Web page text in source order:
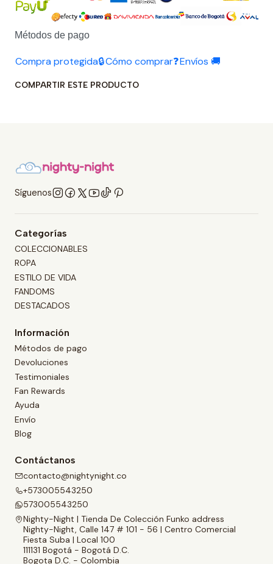
Métodos de pago
Compra protegida🔒Cómo comprar❓Envíos 🚚
COMPARTIR ESTE PRODUCTO
Síguenos
Categorías
COLECCIONABLES
ROPA
ESTILO DE VIDA
FANDOMS
DESTACADOS
Información
Métodos de pago
Devoluciones
Testimoniales
Fan Rewards
Ayuda
Envío
Blog
Contáctanos
contacto@nightynight.co
+573005543250
573005543250
Nighty-Night | Tienda De Colección Funko address
Nighty-Night, Calle 147 # 101 - 56 | Centro Comercial
Fiesta Suba | Local 100
111131 Bogotá - Bogotá D.C.
Bogota D.C. - Colombia